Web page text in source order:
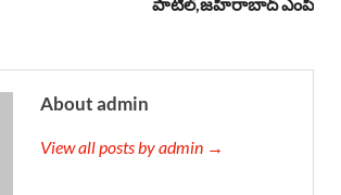
పాటిల్,జహీరాబాద్ ఎంపీ
About admin
View all posts by admin →